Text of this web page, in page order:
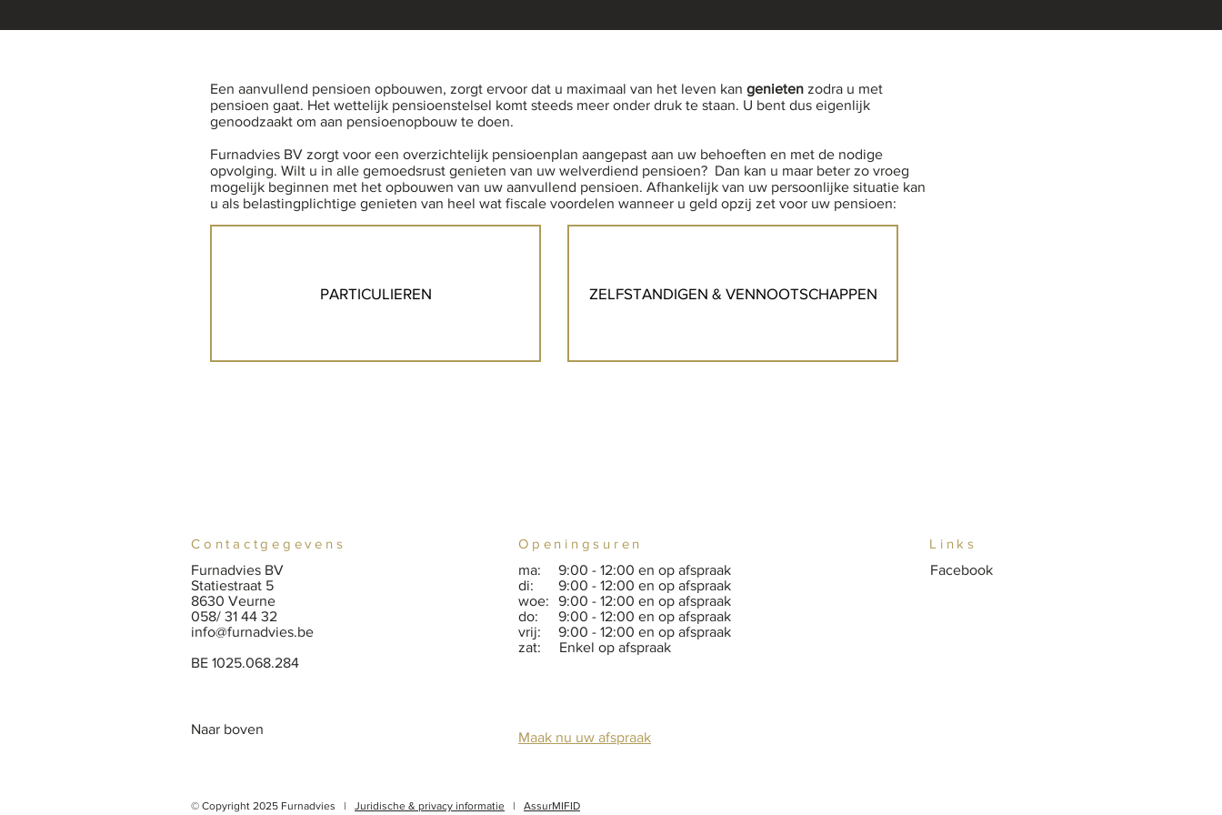
Een aanvullend pensioen opbouwen, zorgt ervoor dat u maximaal van het leven kan genieten zodra u met
pensioen gaat. Het wettelijk pensioenstelsel komt steeds meer onder druk te staan. U bent dus eigenlijk
genoodzaakt om aan pensioenopbouw te doen.
Furnadvies BV zorgt voor een overzichtelijk pensioenplan aangepast aan uw behoeften en met de nodige
opvolging. Wilt u in alle gemoedsrust genieten van uw welverdiend pensioen? Dan kan u maar beter zo vroeg
mogelijk beginnen met het opbouwen van uw aanvullend pensioen. Afhankelijk van uw persoonlijke situatie kan
u als belastingplichtige genieten van heel wat fiscale voordelen wanneer u geld opzij zet voor uw pensioen:
PARTICULIEREN ZELFSTANDIGEN & VENNOOTSCHAPPEN
Contactgegevens Openingsuren
Links
Furnadvies BV
Statiestraat 5
8630 Veurne
058/ 31 44 32
info@furnadvies.be
BE 1025.068.284
ma:
di:
woe:
do:
vrij:
zat: Enkel op afspraak
9:00 - 12:00 en op afspraak
9:00 - 12:00 en op afspraak
9:00 - 12:00 en op afspraak
9:00 - 12:00 en op afspraak
9:00 - 12:00 en op afspraak
Facebook
Naar boven
Maak nu uw afspraak
© Copyright 2025 Furnadvies | Juridische & privacy informatie | AssurMIFID